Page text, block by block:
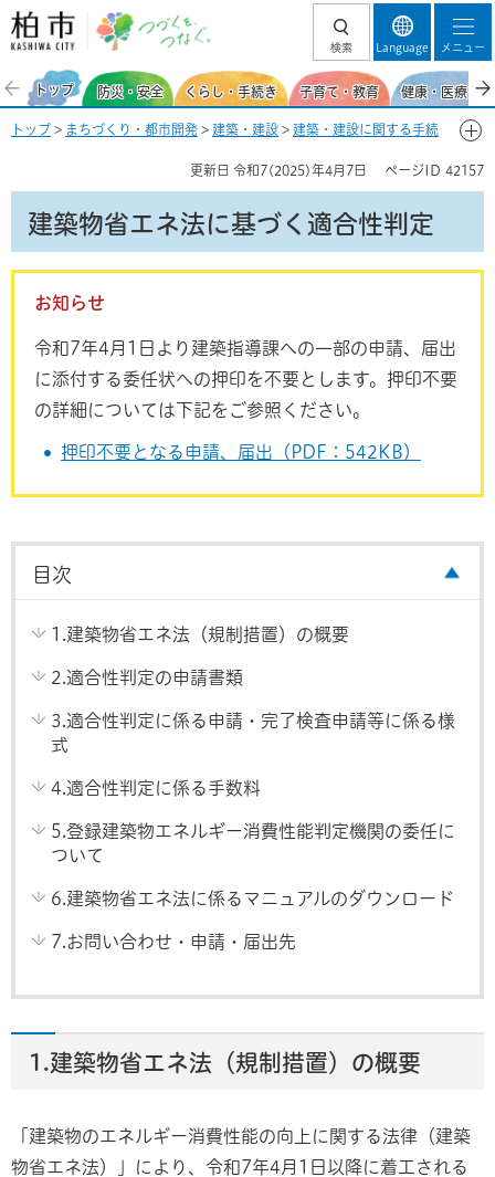
柏市 つづくを、
検索 Language メニュー
トップ 防災・安全 くらし・手続き 子育て・教育 健康・医療・
トップ > まちづくり・都市開発 > 建築・建設 > 建築・建設に関する手続
更新日 令和7(2025)年4月7日 ページID 42157
建築物省エネ法に基づく適合性判定
お知らせ
令和7年4月1日より建築指導課への一部の申請、届出
に添付する委任状への押印を不要とします。押印不要
の詳細については下記をご参照ください。
押印不要となる申請、届出（PDF：542KB）
目次
1.建築物省エネ法（規制措置）の概要
2.適合性判定の申請書類
3.適合性判定に係る申請・完了検査申請等に係る様
式
4.適合性判定に係る手数料
5.登録建築物エネルギー消費性能判定機関の委任に
ついて
6.建築物省エネ法に係るマニュアルのダウンロード
7.お問い合わせ・申請・届出先
1.建築物省エネ法（規制措置）の概要
「建築物のエネルギー消費性能の向上に関する法律（建築
物省エネ法）」により、令和7年4月1日以降に着工される